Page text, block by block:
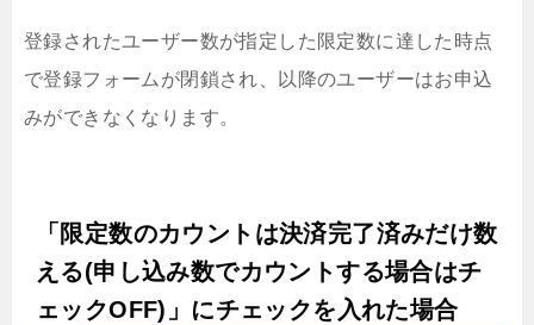
登録されたユーザー数が指定した限定数に達した時点
で登録フォームが閉鎖され、以降のユーザーはお申込
みができなくなります。
「限定数のカウントは決済完了済みだけ数
える(申し込み数でカウントする場合はチ
ェックOFF)」にチェックを入れた場合